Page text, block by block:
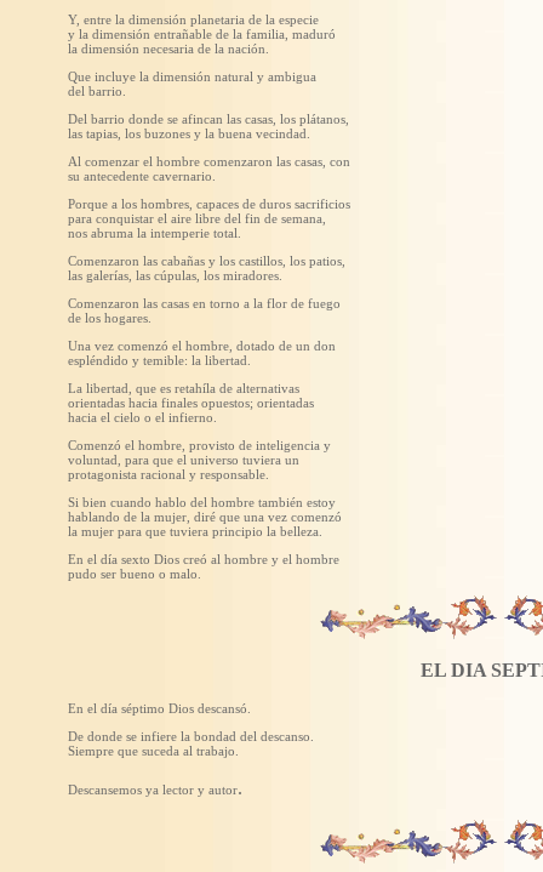
Y, entre la dimensión planetaria de la especie
y la dimensión entrañable de la familia, maduró
la dimensión necesaria de la nación.
Que incluye la dimensión natural y ambigua
del barrio.
Del barrio donde se afincan las casas, los plátanos,
las tapias, los buzones y la buena vecindad.
Al comenzar el hombre comenzaron las casas, con
su antecedente cavernario.
Porque a los hombres, capaces de duros sacrificios
para conquistar el aire libre del fin de semana,
nos abruma la intemperie total.
Comenzaron las cabañas y los castillos, los patios,
las galerías, las cúpulas, los miradores.
Comenzaron las casas en torno a la flor de fuego
de los hogares.
Una vez comenzó el hombre, dotado de un don
espléndido y temible: la libertad.
La libertad, que es retahíla de alternativas
orientadas hacia finales opuestos; orientadas
hacia el cielo o el infierno.
Comenzó el hombre, provisto de inteligencia y
voluntad, para que el universo tuviera un
protagonista racional y responsable.
Si bien cuando hablo del hombre también estoy
hablando de la mujer, diré que una vez comenzó
la mujer para que tuviera principio la belleza.
En el día sexto Dios creó al hombre y el hombre
pudo ser bueno o malo.
EL DIA
En el día séptimo Dios descansó.
De donde se infiere la bondad del descanso.
Siempre que suceda al trabajo.
Descansemos ya lector y autor.